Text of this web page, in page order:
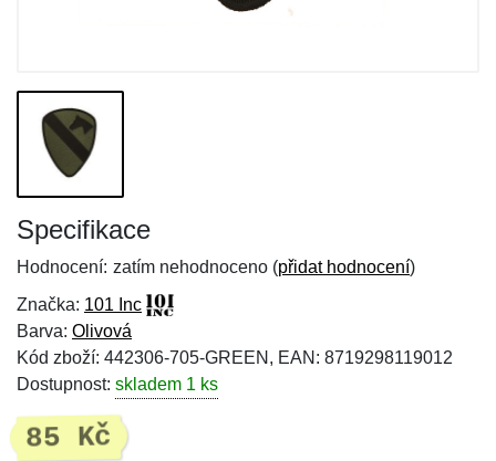
Specifikace
Hodnocení: zatím nehodnoceno (přidat hodnocení)
Značka: 101 Inc
Barva: Olivová
Kód zboží: 442306-705-GREEN, EAN: 8719298119012
Dostupnost: skladem 1 ks
85 Kč